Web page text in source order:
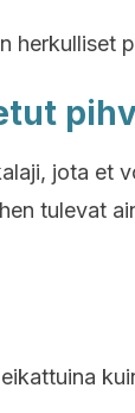
herkulliset
jota et
tulevat